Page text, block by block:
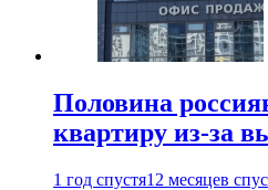
Половина
квартиру из-за
1 год спустя12 месяцев